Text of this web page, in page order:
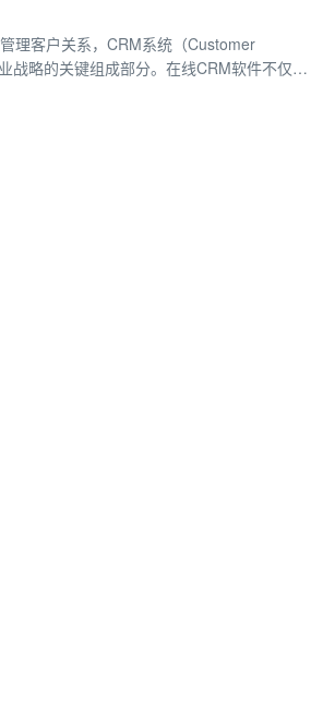
理客户关系，CRM系统（Customer
战略的关键组成部分。在线CRM软件不仅提
，随着移动设备的普及，移动CRM正在成为